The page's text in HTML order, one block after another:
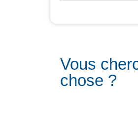
Vous
chose ?